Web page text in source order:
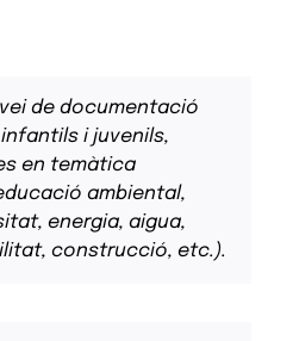
de documentació
i juvenils,
en temàtica
ambiental,
energia, aigua,
construcció, etc.).